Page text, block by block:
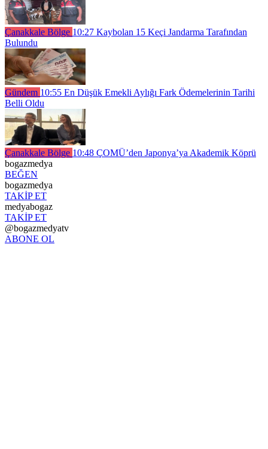
Çanakkale Bölge 10:27 Kaybolan 15 Keçi Jandarma Tarafından
Bulundu
Gündem 10:55 En Düşük Emekli Aylığı Fark Ödemelerinin Tarihi
Belli Oldu
Çanakkale Bölge 10:48 ÇOMÜ’den Japonya’ya Akademik Köprü
bogazmedya
BEĞEN
bogazmedya
TAKİP ET
medyabogaz
TAKİP ET
@bogazmedyatv
ABONE OL